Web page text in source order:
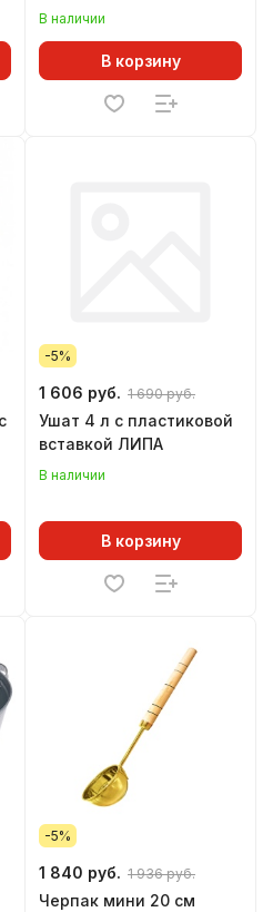
В наличии
В корзину
-5%
1 606 руб. 1 690 руб.
Ушат 4 л с пластиковой
вставкой ЛИПА
В наличии
В корзину
-5%
1 840 руб. 1 936 руб.
Черпак мини 20 см